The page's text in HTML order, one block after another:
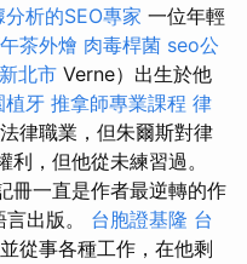
析的SEO專家 一位年輕
茶外燴 肉毒桿菌 seo公
北市 Verne）出生於他
植牙 推拿師專業課程 律
律職業，但朱爾斯對律
，但他從未練習過。
冊一直是作者最逆轉的作
出版。 台胞證基隆 台
從事各種工作，在他剩